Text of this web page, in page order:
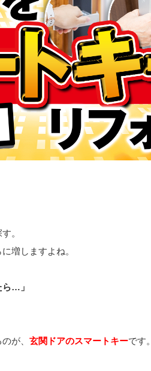
。
増しますよね。
ら…」
が、 玄関ドアのスマートキーです。